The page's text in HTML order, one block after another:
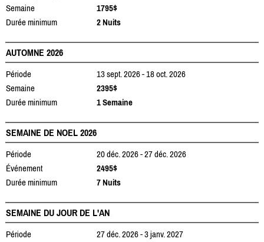
Semaine
1795$
Durée minimum
2 Nuits
AUTOMNE 2026
Période
13 sept. 2026 - 18 oct. 2026
Semaine
2395$
Durée minimum
1 Semaine
SEMAINE DE NOEL 2026
Période
20 déc. 2026 - 27 déc. 2026
Événement
2495$
Durée minimum
7 Nuits
SEMAINE DU JOUR DE L'AN
Période
27 déc. 2026 - 3 janv. 2027